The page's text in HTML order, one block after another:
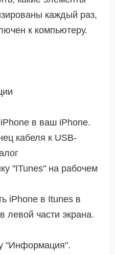
каждый раз,
к компьютеру.
в ваш iPhone.
кабеля к USB-
"ITunes" на рабочем
iPhone в Itunes в
левой части экрана.
"Информация".